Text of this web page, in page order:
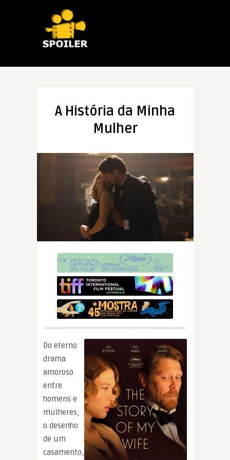
A História da Minha
Mulher
Do eterno
drama
amoroso
entre
homens e
mulheres,
o desenho
de um
casamento,